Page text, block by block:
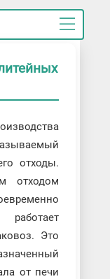
отходы.
отходом
Это
от печи